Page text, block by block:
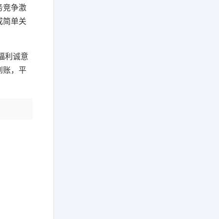
竞争激
简单关
利诚意
账，平